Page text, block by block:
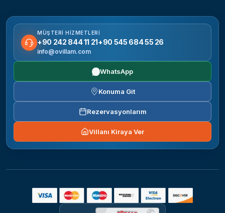
MÜŞTERI HIZMETLERI
+90 242 844 11 21+90 545 684 55 26
info@ovillam.com
WhatsApp
Konuma Git
Rezervasyonlarım
Villanı Kiraya Ver